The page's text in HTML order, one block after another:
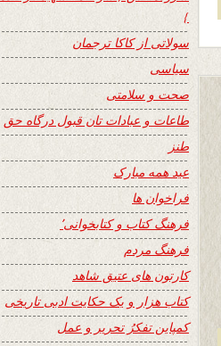
}
سولاتی از کاکا ترجمان
سیاسی
صحت و سلامتی
طاعات و عبادات تان قبول درگاه حق
طنز
عید همه مبارک
فراخوان ها
فرهنگ کتاب و کتابخوانی٬
فرهنگ مردم
کارتون های عتیق شاهد
کتاب هزار و یک حکایت ادبی تاریخی
کمپاین تفکرُ تحریر و عمل